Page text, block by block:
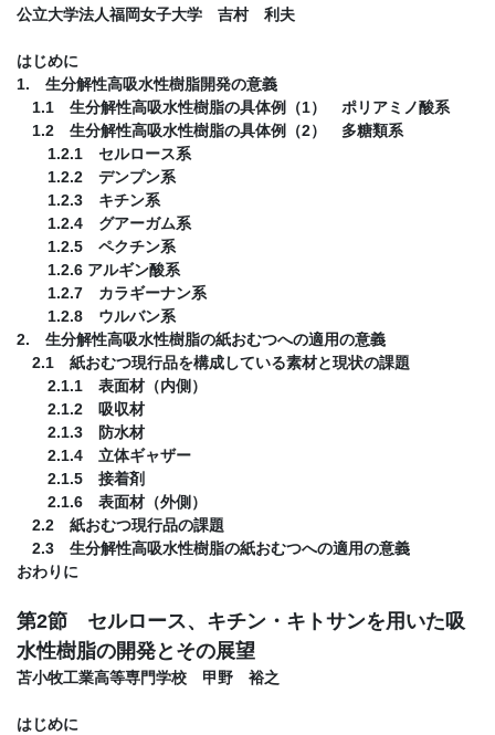
公立大学法人福岡女子大学 吉村 利夫
はじめに
1. 生分解性高吸水性樹脂開発の意義
1.1 生分解性高吸水性樹脂の具体例（1） ポリアミノ酸系
1.2 生分解性高吸水性樹脂の具体例（2） 多糖類系
1.2.1 セルロース系
1.2.2 デンプン系
1.2.3 キチン系
1.2.4 グアーガム系
1.2.5 ペクチン系
1.2.6 アルギン酸系
1.2.7 カラギーナン系
1.2.8 ウルバン系
2. 生分解性高吸水性樹脂の紙おむつへの適用の意義
2.1 紙おむつ現行品を構成している素材と現状の課題
2.1.1 表面材（内側）
2.1.2 吸収材
2.1.3 防水材
2.1.4 立体ギャザー
2.1.5 接着剤
2.1.6 表面材（外側）
2.2 紙おむつ現行品の課題
2.3 生分解性高吸水性樹脂の紙おむつへの適用の意義
おわりに
第2節 セルロース、キチン・キトサンを用いた吸
水性樹脂の開発とその展望
苫小牧工業高等専門学校 甲野 裕之
はじめに